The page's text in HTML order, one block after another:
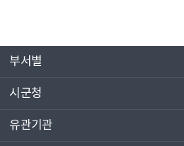
부서별
시군청
유관기관